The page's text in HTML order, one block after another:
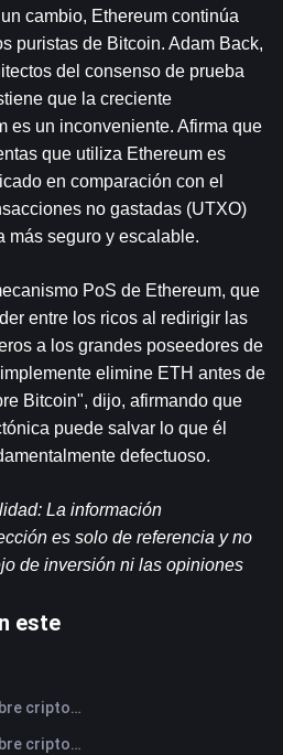
cambio, Ethereum continúa
puristas de Bitcoin. Adam Back,
del consenso de prueba
que la creciente
es un inconveniente. Afirma que
que utiliza Ethereum es
en comparación con el
no gastadas (UTXO)
más seguro y escalable.
PoS de Ethereum, que
entre los ricos al redirigir las
a los grandes poseedores de
elimine ETH antes de
Bitcoin", dijo, afirmando que
puede salvar lo que él
defectuoso.
La información
es solo de referencia y no
de inversión ni las opiniones
este
Resumen de noticias sobre criptomonedas de FameEX de hoy | 7 de agosto de 2026
Resumen de noticias sobre criptomonedas de FameEX de hoy | 6 de agosto de 2026